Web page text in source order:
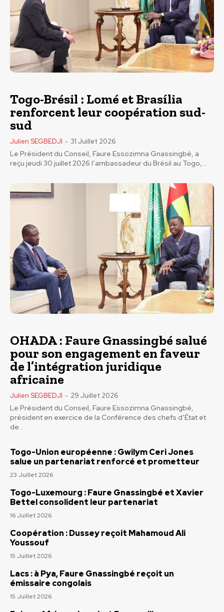
Togo-Brésil : Lomé et Brasília
renforcent leur coopération sud-
sud
Julien SEGBEDJI - 31 Juillet 2026
Le Président du Conseil, Faure Essozimna Gnassingbé, a
reçu jeudi 30 juillet 2026 l’ambassadeur du Brésil au Togo,...
OHADA : Faure Gnassingbé salué
pour son engagement en faveur
de l’intégration juridique
africaine
Julien SEGBEDJI - 29 Juillet 2026
Le Président du Conseil, Faure Essozimna Gnassingbé,
président en exercice de la Conférence des chefs d’État et
de...
Togo-Union européenne : Gwilym Ceri Jones
salue un partenariat renforcé et prometteur
23 Juillet 2026
Togo-Luxemourg : Faure Gnassingbé et Xavier
Bettel consolident leur partenariat
16 Juillet 2026
Coopération : Dussey reçoit Mahamoud Ali
Youssouf
15 Juillet 2026
Lacs : à Pya, Faure Gnassingbé reçoit un
émissaire congolais
15 Juillet 2026